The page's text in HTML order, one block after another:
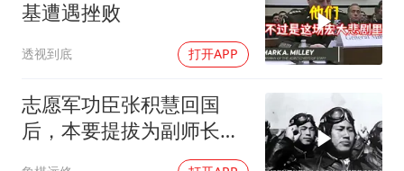
坚持党全面领导和党中央集中统一领导
基遭遇挫败
透视到底 打开APP
志愿军功臣张积慧回国
后，本要提拔为副师长，
为何刘亚楼会反对？